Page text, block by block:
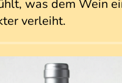
was dem Wein
verleiht.